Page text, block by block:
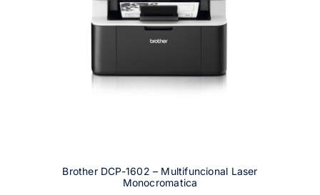
Brother DCP-1602 – Multifuncional Laser
Monocromatica